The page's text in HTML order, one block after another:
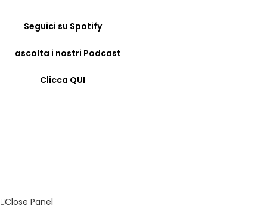
Seguici su Spotify
ascolta i nostri Podcast
Clicca QUI
Close Panel